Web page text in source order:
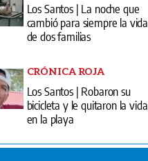
Los Santos | La noche que
cambió para siempre la vida
de dos familias
CRÓNICA ROJA
Los Santos | Robaron su
bicicleta y le quitaron la vida
en la playa